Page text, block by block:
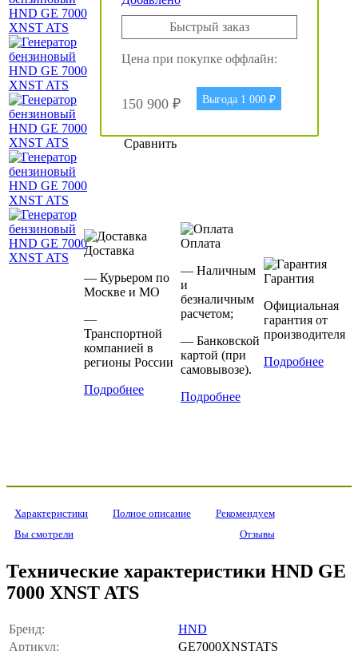
Быстрый заказ
Цена при покупке оффлайн:
150 900 ₽ Выгода 1 000 ₽
Сравнить
Доставка
— Курьером по
Москве и МО
—
Транспортной
компанией в
регионы России
Подробнее
Оплата
— Наличным
и
безналичным
расчетом;
— Банковской
картой (при
самовывозе).
Подробнее
Гарантия
Официальная
гарантия от
производителя
Подробнее
Характеристики Полное описание
Рекомендуем
Вы смотрели
Отзывы
Технические характеристики HND GE
7000 XNST ATS
Бренд:
HND
Артикул:
GE7000XNSTATS